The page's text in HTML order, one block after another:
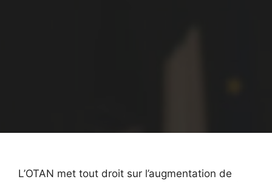
L’OTAN met tout droit sur l’augmentation de